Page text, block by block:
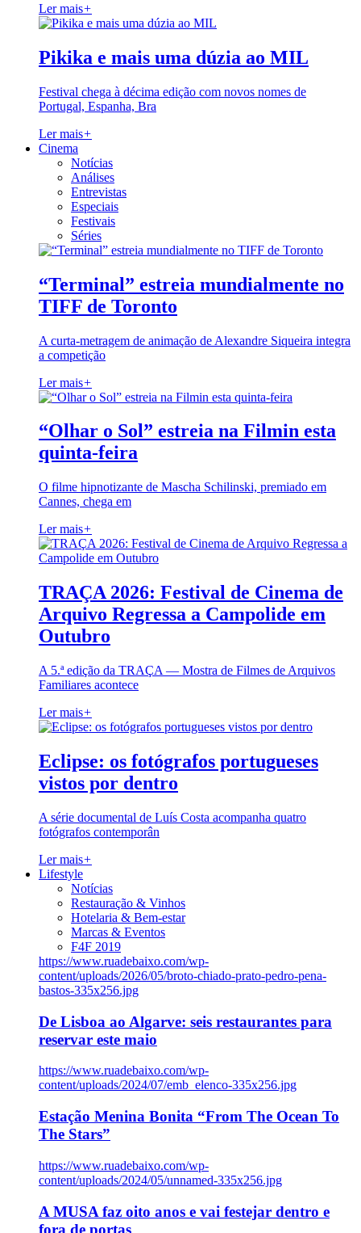
Ler mais+
Pikika e mais uma dúzia ao MIL
Festival chega à décima edição com novos nomes de
Portugal, Espanha, Bra
Ler mais+
Cinema
Notícias
Análises
Entrevistas
Especiais
Festivais
Séries
“Terminal” estreia mundialmente no
TIFF de Toronto
A curta-metragem de animação de Alexandre Siqueira integra
a competição
Ler mais+
“Olhar o Sol” estreia na Filmin esta
quinta-feira
O filme hipnotizante de Mascha Schilinski, premiado em
Cannes, chega em
Ler mais+
TRAÇA 2026: Festival de Cinema de
Arquivo Regressa a Campolide em
Outubro
A 5.ª edição da TRAÇA — Mostra de Filmes de Arquivos
Familiares acontece
Ler mais+
Eclipse: os fotógrafos portugueses
vistos por dentro
A série documental de Luís Costa acompanha quatro
fotógrafos contemporân
Ler mais+
Lifestyle
Notícias
Restauração & Vinhos
Hotelaria & Bem-estar
Marcas & Eventos
F4F 2019
https://www.ruadebaixo.com/wp-
content/uploads/2026/05/broto-chiado-prato-pedro-pena-
bastos-335x256.jpg
De Lisboa ao Algarve: seis restaurantes para
reservar este maio
https://www.ruadebaixo.com/wp-
content/uploads/2024/07/emb_elenco-335x256.jpg
Estação Menina Bonita “From The Ocean To
The Stars”
https://www.ruadebaixo.com/wp-
content/uploads/2024/05/unnamed-335x256.jpg
A MUSA faz oito anos e vai festejar dentro e
fora de portas